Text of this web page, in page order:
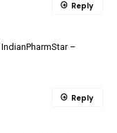
IndianPharmStar–
Reply
Reply